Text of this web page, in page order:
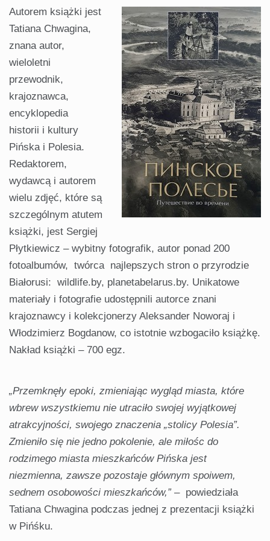
Autorem książki jest
Tatiana Chwagina,
znana autor,
wieloletni
przewodnik,
krajoznawca,
encyklopedia
historii i kultury
Pińska i Polesia.
Redaktorem,
wydawcą i autorem
wielu zdjęć, które są
szczególnym atutem
książki, jest Sergiej
Płytkiewicz – wybitny fotografik, autor ponad 200
fotoalbumów, twórca najlepszych stron o przyrodzie
Białorusi: wildlife.by, planetabelarus.by. Unikatowe
materiały i fotografie udostępnili autorce znani
krajoznawcy i kolekcjonerzy Aleksander Noworaj i
Włodzimierz Bogdanow, co istotnie wzbogaciło książkę.
Nakład książki – 700 egz.
„Przemknęły epoki, zmieniając wygląd miasta, które
wbrew wszystkiemu nie utraciło swojej wyjątkowej
atrakcyjności, swojego znaczenia „stolicy Polesia”.
Zmieniło się nie jedno pokolenie, ale miłośc do
rodzimego miasta mieszkańców Pińska jest
niezmienna, zawsze pozostaje głównym spoiwem,
sednem osobowości mieszkańców,”– powiedziała
Tatiana Chwagina podczas jednej z prezentacji książki
w Pińśku.